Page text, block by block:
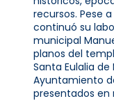
recursos. Pese
continuó su
municipal
planos del
Santa Eulalia
Ayuntamiento
presentados en